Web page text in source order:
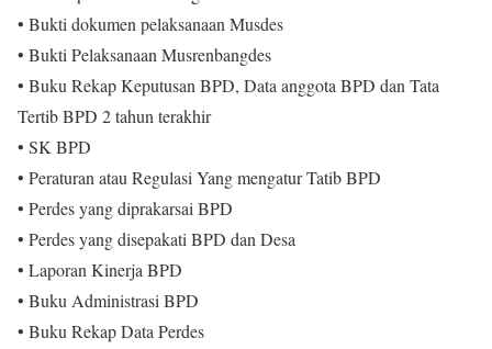
• Bukti dokumen pelaksanaan Musdes
• Bukti Pelaksanaan Musrenbangdes
• Buku Rekap Keputusan BPD, Data anggota BPD dan Tata
Tertib BPD 2 tahun terakhir
• SK BPD
• Peraturan atau Regulasi Yang mengatur Tatib BPD
• Perdes yang diprakarsai BPD
• Perdes yang disepakati BPD dan Desa
• Laporan Kinerja BPD
• Buku Administrasi BPD
• Buku Rekap Data Perdes